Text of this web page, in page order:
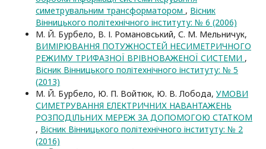
симетрувальним трансформатором , Вісник
Вінницького політехнічного інституту: № 6 (2006)
М. Й. Бурбело, В. І. Романовський, С. М. Мельничук,
ВИМІРЮВАННЯ ПОТУЖНОСТЕЙ НЕСИМЕТРИЧНОГО
РЕЖИМУ ТРИФАЗНОЇ ВРІВНОВАЖЕНОЇ СИСТЕМИ ,
Вісник Вінницького політехнічного інституту: № 5
(2013)
М. Й. Бурбело, Ю. П. Войтюк, Ю. В. Лобода, УМОВИ
СИМЕТРУВАННЯ ЕЛЕКТРИЧНИХ НАВАНТАЖЕНЬ
РОЗПОДІЛЬНИХ МЕРЕЖ ЗА ДОПОМОГОЮ СТАТКОМ
, Вісник Вінницького політехнічного інституту: № 2
(2016)